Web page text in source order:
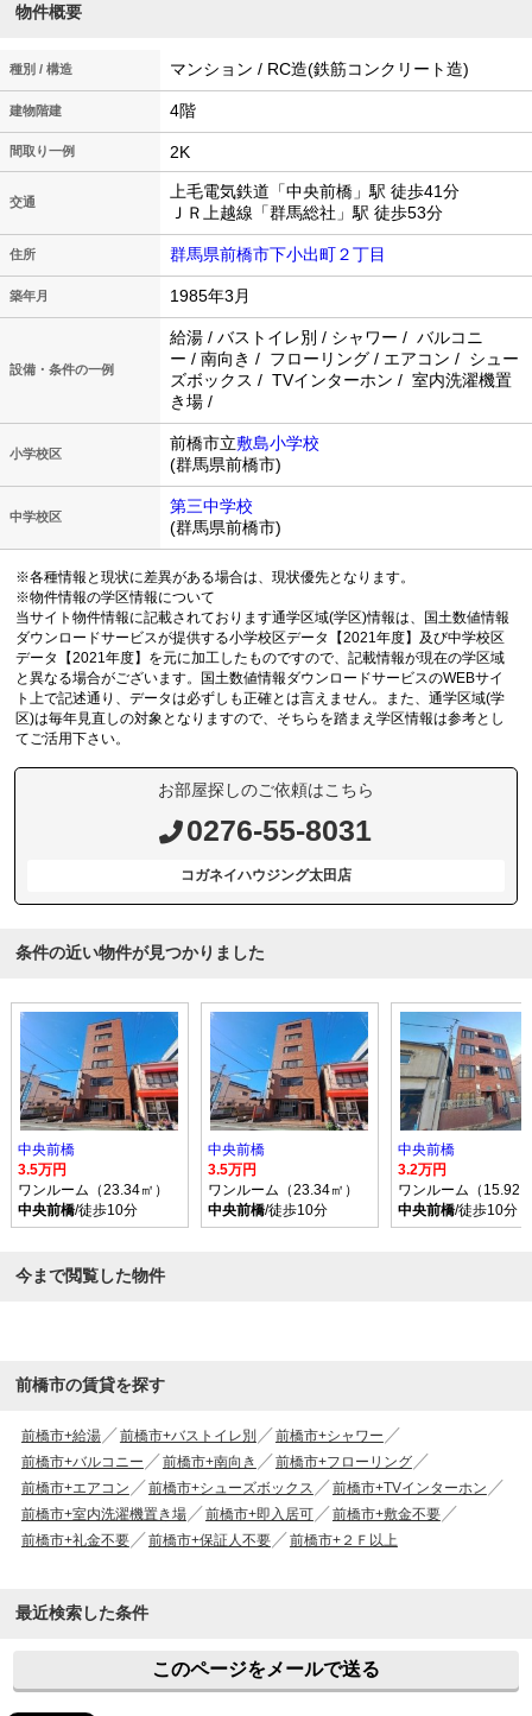
物件概要
種別 / 構造 マンション / RC造(鉄筋コンクリート造)
建物階建 4階
間取り一例 2K
交通
上毛電気鉄道「中央前橋」駅 徒歩41分
ＪＲ上越線「群馬総社」駅 徒歩53分
住所 群馬県前橋市下小出町２丁目
築年月 1985年3月
設備・条件の一例
給湯 / バストイレ別 / シャワー / バルコニ
ー / 南向き / フローリング / エアコン / シュー
ズボックス / TVインターホン / 室内洗濯機置
き場 /
小学校区
前橋市立敷島小学校
(群馬県前橋市)
中学校区
第三中学校
(群馬県前橋市)
※各種情報と現状に差異がある場合は、現状優先となります。
※物件情報の学区情報について
当サイト物件情報に記載されております通学区域(学区)情報は、国土数値情報
ダウンロードサービスが提供する小学校区データ【2021年度】及び中学校区
データ【2021年度】を元に加工したものですので、記載情報が現在の学区域
と異なる場合がございます。国土数値情報ダウンロードサービスのWEBサイ
ト上で記述通り、データは必ずしも正確とは言えません。また、通学区域(学
区)は毎年見直しの対象となりますので、そちらを踏まえ学区情報は参考とし
てご活用下さい。
お部屋探しのご依頼はこちら
0276-55-8031
コガネイハウジング太田店
条件の近い物件が見つかりました
中央前橋
3.5万円
ワンルーム（23.34㎡）
中央前橋/徒歩10分
中央前橋
3.5万円
ワンルーム（23.34㎡）
中央前橋/徒歩10分
中央前橋
3.2万円
ワンルーム（15.92
中央前橋/徒歩10分
今まで閲覧した物件
前橋市の賃貸を探す
前橋市+給湯 前橋市+バストイレ別
前橋市+シャワー
前橋市+バルコニー
前橋市+南向き
前橋市+フローリング
前橋市+エアコン
前橋市+シューズボックス
前橋市+TVインターホン
前橋市+室内洗濯機置き場
前橋市+即入居可
前橋市+敷金不要
前橋市+礼金不要
前橋市+保証人不要 前橋市+２Ｆ以上
最近検索した条件
このページをメールで送る